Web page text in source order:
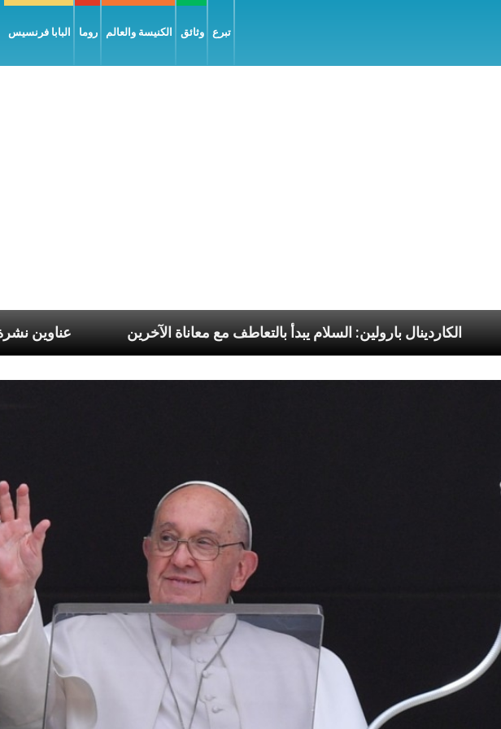
البابا فرنسيس روما الكنيسة والعالم وثائق تبرع
الكاردينال بارولين: السلام يبدأ بالتعاطف مع معاناة الآخرين الرسوليّة